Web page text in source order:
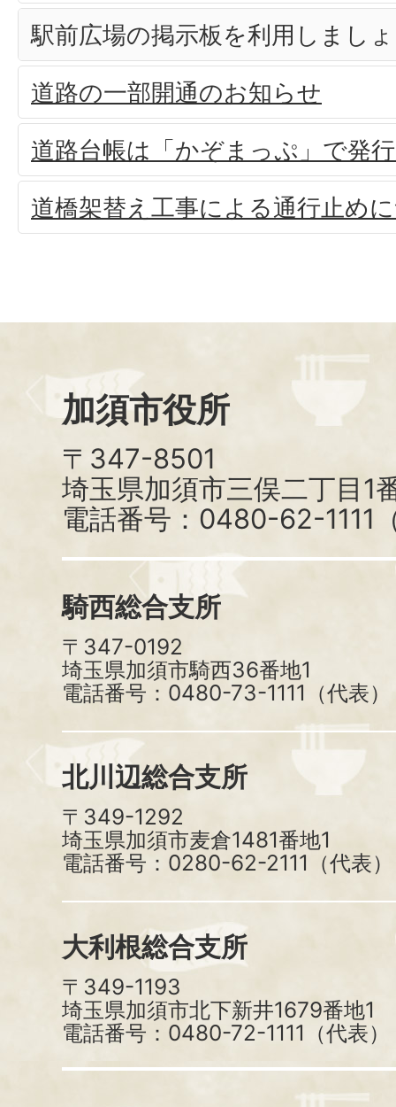
駅前広場の掲示板を利用しまし
道路の一部開通のお知らせ
道路台帳は「かぞまっぷ」で発
道橋架替え工事による通行止め
加須市役所
〒347-8501
埼玉県加須市三俣二丁目1
電話番号：0480-62-1111
騎西総合支所
〒347-0192
埼玉県加須市騎西36番地1
電話番号：0480-73-1111（代表）
北川辺総合支所
〒349-1292
埼玉県加須市麦倉1481番地1
電話番号：0280-62-2111（代表）
大利根総合支所
〒349-1193
埼玉県加須市北下新井1679番地1
電話番号：0480-72-1111（代表）